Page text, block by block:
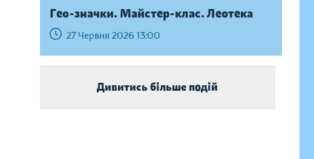
Гео-значки. Майстер-клас. Леотека
27 Червня 2026 13:00
Дивитись більше подій